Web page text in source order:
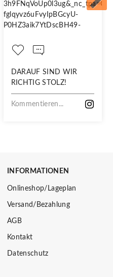
DARAUF SIND WIR
RICHTIG STOLZ!
Kommentieren...
INFORMATIONEN
Onlineshop/Lageplan
Versand/Bezahlung
AGB
Kontakt
Datenschutz